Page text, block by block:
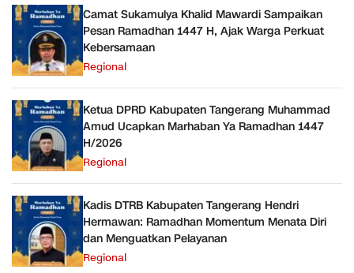
Camat Sukamulya Khalid Mawardi Sampaikan
Pesan Ramadhan 1447 H, Ajak Warga Perkuat
Kebersamaan
Regional
Ketua DPRD Kabupaten Tangerang Muhammad
Amud Ucapkan Marhaban Ya Ramadhan 1447
H/2026
Regional
Kadis DTRB Kabupaten Tangerang Hendri
Hermawan: Ramadhan Momentum Menata Diri
dan Menguatkan Pelayanan
Regional